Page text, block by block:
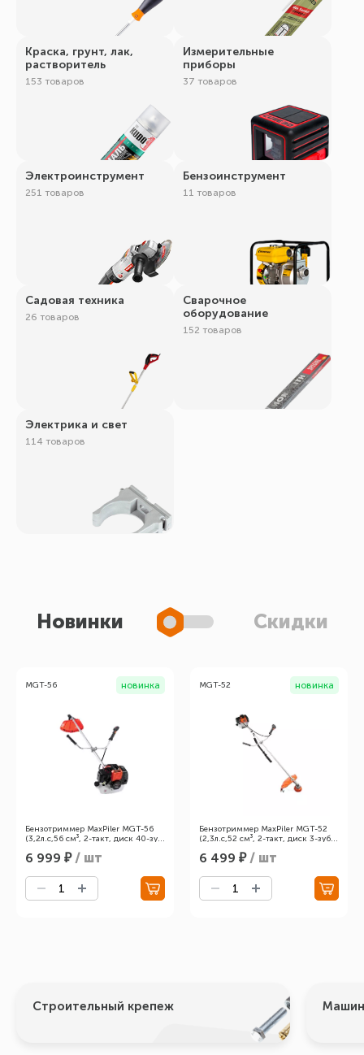
Краска, грунт, лак,
растворитель
153 товаров
Измерительные
приборы
37 товаров
Электроинструмент
251 товаров
Бензоинструмент
11 товаров
Садовая техника
26 товаров
Сварочное
оборудование
152 товаров
Электрика и свет
114 товаров
Новинки Скидки
MGT-56 новинка
Бензотриммер MaxPiler MGT-56
(3,2л.с,56 см³, 2-такт, диск 40-зуб,
штанга)
6 999 ₽ / шт
MGT-52 новинка
Бензотриммер MaxPiler MGT-52
(2,3л.с,52 см³, 2-такт, диск 3-зуб,
штанга)
6 499 ₽ / шт
Строительный крепеж